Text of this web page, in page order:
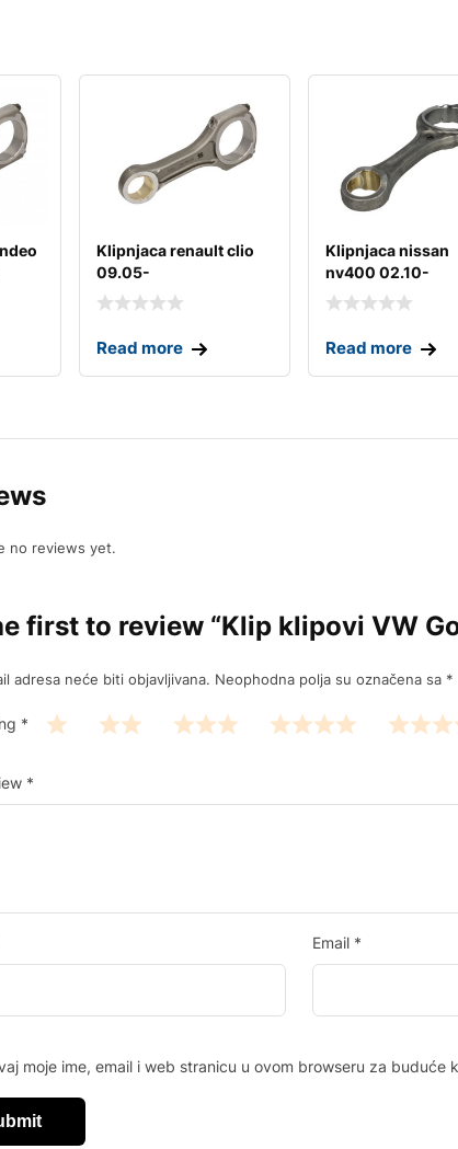
Klipnjaca renault clio
09.05-
Read more
Klipnjaca nissan
nv400 02.10-
Read more
no reviews yet.
first to review “Klip klipovi VW
adresa neće biti objavljivana. Neophodna polja su označena sa *
*
*
Email *
moje ime, email i web stranicu u ovom browseru za buduće